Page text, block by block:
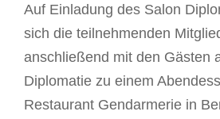
Auf Einladung des Salon
sich die teilnehmenden
anschließend mit den Gästen
Diplomatie zu einem
Restaurant Gendarmerie in